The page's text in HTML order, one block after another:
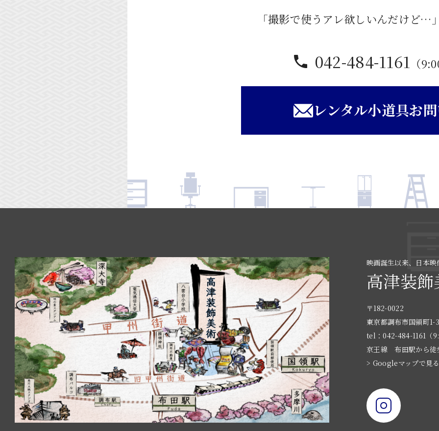
「撮影で使うアレ欲しいんだけど…
042-484-1161 （
レンタル小道具お
映画誕生以来、日本
高津装
〒182-0022
東京都調布市国領町1-
tel：042-484-1161（
京王線 布田駅から徒
> Googleマップで見る